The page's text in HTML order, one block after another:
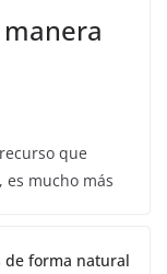
que
mucho más
de forma natural